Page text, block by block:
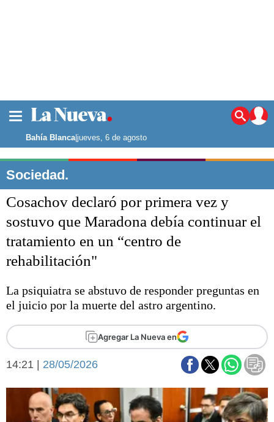
Noticias
La ciudad
Punta Alta
El mundo
Seguridad
Escenario Olímpico
Fútbol
Cines
Economía y campo
Economía y finanzas
Espacio empresas
Sociedad y tiempo
Sociedad
Bahía Blanca|jueves, 6 de agosto
Sociedad.
Cosachov declaró por primera vez y
sostuvo que Maradona debía continuar el
tratamiento en un “centro de
rehabilitación"
La psiquiatra se abstuvo de responder preguntas en
el juicio por la muerte del astro argentino.
Agregar La Nueva en
14:21 | 28/05/2026